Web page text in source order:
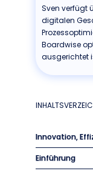
Sven verfügt
digitalen
Boardwise
ausgerichtet
Innovation,
Einführung